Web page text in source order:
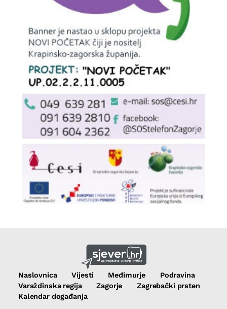
Naslovnica Vijesti Međimurje
Podravina
Varaždinska regija
Zagorje
Zagrebački prsten
Kalendar događanja